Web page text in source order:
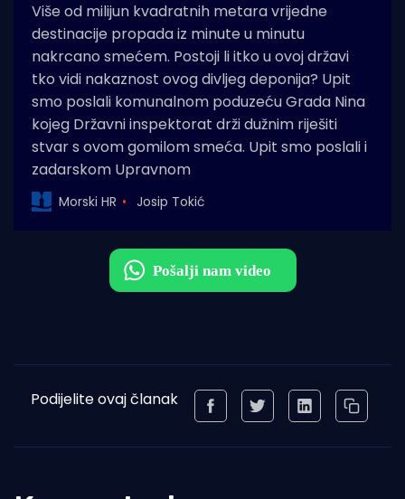
Više od milijun kvadratnih metara vrijedne
destinacije propada iz minute u minutu
nakrcano smećem. Postoji li itko u ovoj državi
tko vidi nakaznost ovog divljeg deponija? Upit
smo poslali komunalnom poduzeću Grada Nina
kojeg Državni inspektorat drži dužnim riješiti
stvar s ovom gomilom smeća. Upit smo poslali i
zadarskom Upravnom
Morski HR Josip Tokić
Podijelite ovaj članak